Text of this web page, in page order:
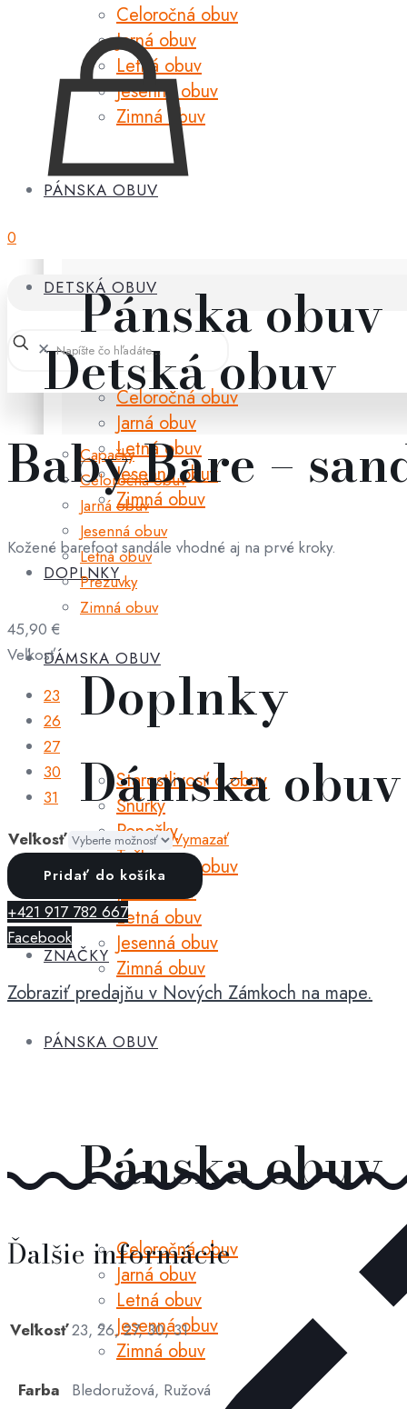
Celoročná obuv
Jarná obuv
Letná obuv
Jesenná obuv
Zimná obuv
PÁNSKA OBUV
Pánska obuv
Celoročná obuv
Jarná obuv
Letná obuv
Jesenná obuv
Zimná obuv
DOPLNKY
Doplnky
Starostlivosť o obuv
Šnúrky
Ponožky
Tašky
Ozdoby
ZNAČKY
0
DETSKÁ OBUV
Detská obuv
Capačky
Celoročná obuv
Jarná obuv
Jesenná obuv
Letná obuv
Prezuvky
Zimná obuv
DÁMSKA OBUV
Dámska obuv
Celoročná obuv
Jarná obuv
Letná obuv
Jesenná obuv
Zimná obuv
PÁNSKA OBUV
Pánska obuv
Celoročná obuv
Jarná obuv
Letná obuv
Jesenná obuv
Zimná obuv
✕
Baby Bare –
Kožené barefoot sandále vhodné aj na prvé kroky.
45,90€
Veľkosť
23
26
27
30
31
Veľkosť
Vymazať
množstvo
Baby
Bare
-
sandals
new
Pridať do košíka
+421 917 782 667
Facebook
Zobraziť predajňu v Nových Zámkoch na mape.
Ďalšie informácie
Veľkosť23, 26, 27, 30, 31
Farba Bledoružová, Ružová